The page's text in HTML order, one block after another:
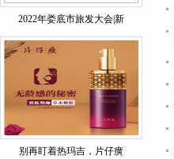
2022年娄底市旅发大会|新
别再盯着热玛吉，片仔癀